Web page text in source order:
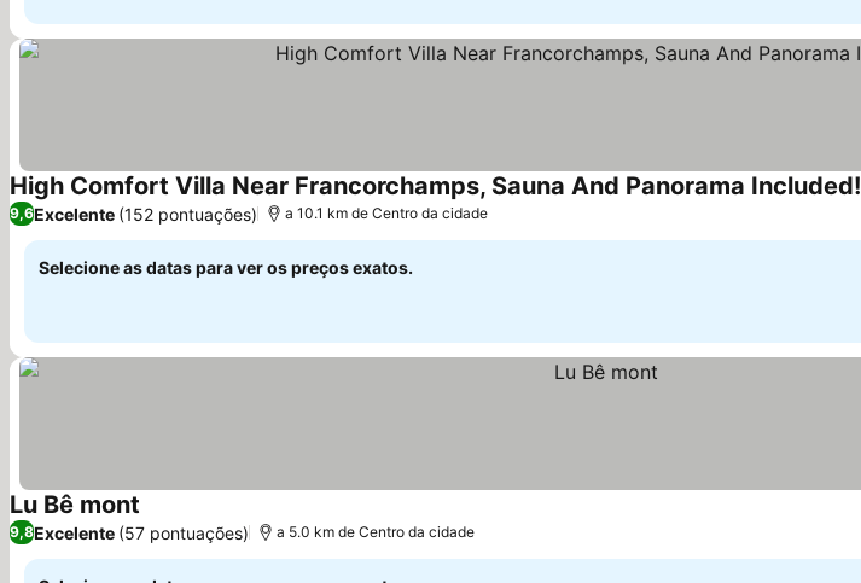
High Comfort Villa Near Francorchamps, Sauna And Panorama Included!
9,6Excelente (152 pontuações) a 10.1 km de Centro da cidade
Selecione as datas para ver os preços exatos.
Lu Bê mont
9,8Excelente (57 pontuações) a 5.0 km de Centro da cidade